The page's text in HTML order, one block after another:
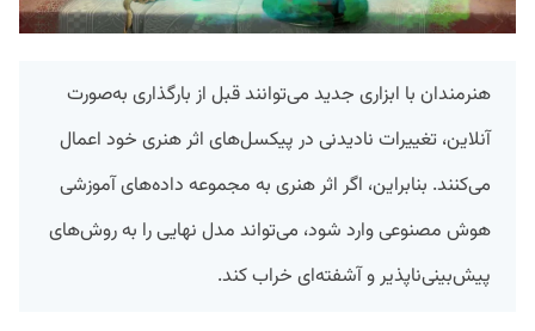
هنرمندان با ابزاری جدید می‌توانند قبل از بارگذاری به‌صورت
آنلاین، تغییرات نادیدنی در پیکسل‌های اثر هنری خود اعمال
می‌کنند. بنابراین، اگر اثر هنری به مجموعه داده‌های آموزشی
هوش مصنوعی وارد شود، می‌تواند مدل نهایی را به روش‌های
پیش‌بینی‌ناپذیر و آشفته‌ای خراب کند.